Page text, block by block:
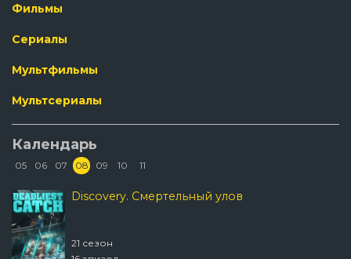
Фильмы
Сериалы
Мультфильмы
Мультсериалы
Календарь
05 06 07 08 09 10 11
Discovery. Смертельный улов
21 сезон